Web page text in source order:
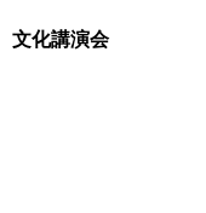
文化講演会